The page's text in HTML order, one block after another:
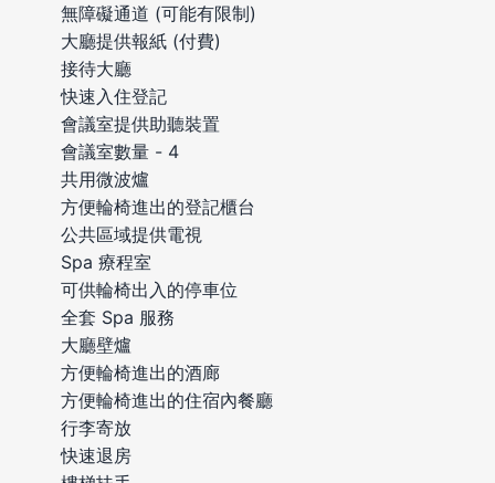
無障礙通道 (可能有限制)
大廳提供報紙 (付費)
接待大廳
快速入住登記
會議室提供助聽裝置
會議室數量 - 4
共用微波爐
方便輪椅進出的登記櫃台
公共區域提供電視
Spa 療程室
可供輪椅出入的停車位
全套 Spa 服務
大廳壁爐
方便輪椅進出的酒廊
方便輪椅進出的住宿內餐廳
行李寄放
快速退房